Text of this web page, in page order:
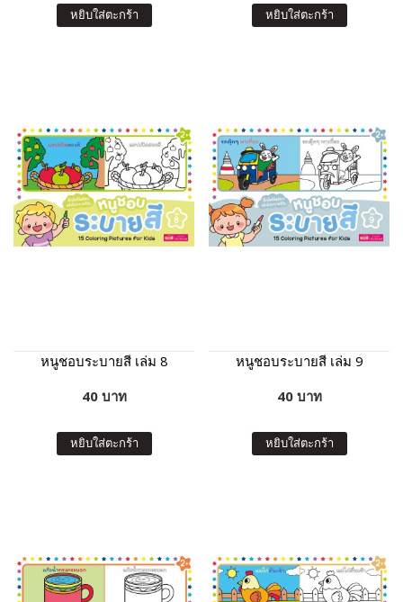
หยิบใส่ตะกร้า หยิบใส่ตะกร้า
หนูชอบระบายสี เล่ม 8
40 บาท
หยิบใส่ตะกร้า
หนูชอบระบายสี เล่ม 9
40 บาท
หยิบใส่ตะกร้า